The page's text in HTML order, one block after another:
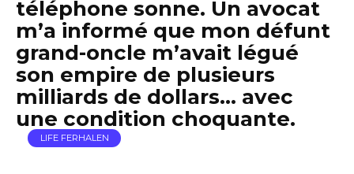
téléphone sonne. Un avocat
m’a informé que mon défunt
grand-oncle m’avait légué
son empire de plusieurs
milliards de dollars… avec
une condition choquante.
LIFE FERHALEN